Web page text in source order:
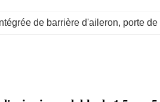
de barrière d'aileron, porte